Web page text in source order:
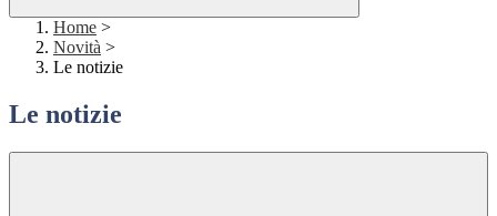
Home >
Novità >
Le notizie
Le notizie